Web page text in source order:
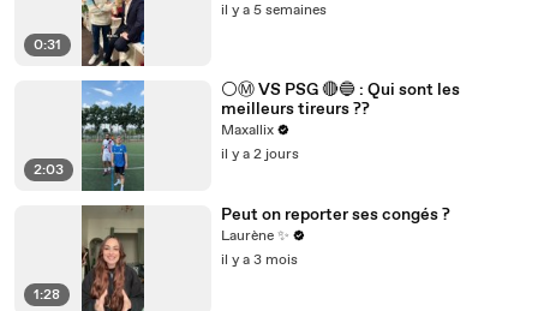
0:31
il y a 5 semaines
2:03
⚪️Ⓜ️ VS PSG 🔴🔵 : Qui sont les
meilleurs tireurs ??
Maxallix
il y a 2 jours
1:28
Peut on reporter ses congés ?
Laurène ✨
il y a 3 mois